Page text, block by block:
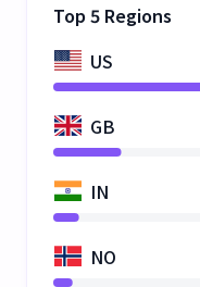
Top 5 Regions
US
GB
IN
NO